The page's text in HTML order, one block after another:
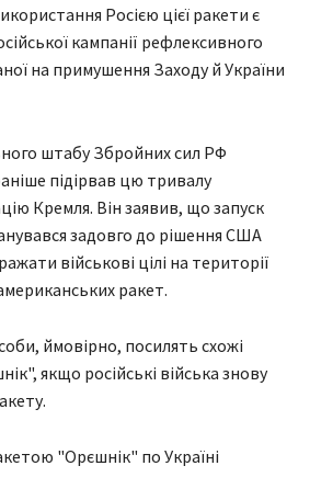
Росією цієї ракети є
кампанії рефлексивного
на примушення Заходу й України
штабу Збройних сил РФ
підірвав цю тривалу
Кремля. Він заявив, що запуск
задовго до рішення США
військові цілі на території
ракет.
ймовірно, посилять схожі
якщо російські війська знову
"Орєшнік" по Україні